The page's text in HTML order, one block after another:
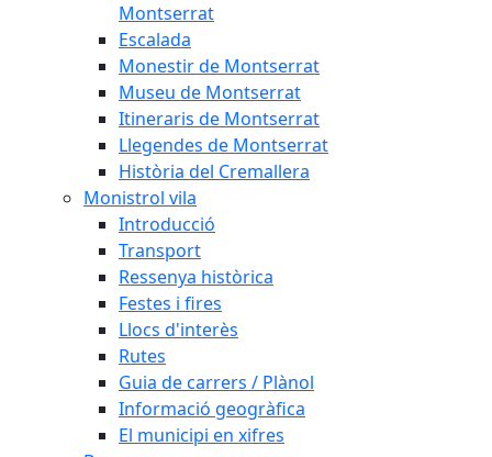
Montserrat
Escalada
Monestir de Montserrat
Museu de Montserrat
Itineraris de Montserrat
Llegendes de Montserrat
Història del Cremallera
Monistrol vila
Introducció
Transport
Ressenya històrica
Festes i fires
Llocs d'interès
Rutes
Guia de carrers / Plànol
Informació geogràfica
El municipi en xifres